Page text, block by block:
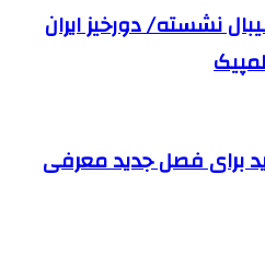
نشسته/ دورخیز ایران
مادرید برای فصل جدید معرفی